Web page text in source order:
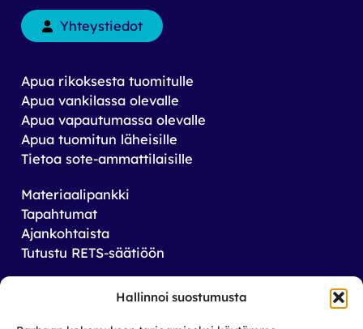
Hallinnoi suostumusta
Yhteystiedot
Apua rikoksesta tuomitulle
Apua vankilassa olevalle
Apua vapautumassa olevalle
Apua tuomitun läheisille
Tietoa sote-ammattilaisille
Materiaalipankki
Tapahtumat
Ajankohtaista
Tutustu RETS-säätiöön
Tilaa uutiskirjeemme
Saat tiedon tulevista tapahtumista sekä